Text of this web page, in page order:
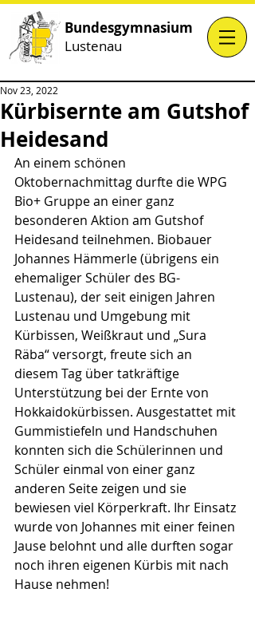
Bundesgymnasium
Lustenau
Kürbisernte am Gutshof
Heidesand
Nov 23, 2022
An einem schönen
Oktobernachmittag durfte die WPG
Bio+ Gruppe an einer ganz
besonderen Aktion am Gutshof
Heidesand teilnehmen. Biobauer
Johannes Hämmerle (übrigens ein
ehemaliger Schüler des BG-
Lustenau), der seit einigen Jahren
Lustenau und Umgebung mit
Kürbissen, Weißkraut und „Sura
Räba“ versorgt, freute sich an
diesem Tag über tatkräftige
Unterstützung bei der Ernte von
Hokkaidokürbissen. Ausgestattet mit
Gummistiefeln und Handschuhen
konnten sich die Schülerinnen und
Schüler einmal von einer ganz
anderen Seite zeigen und sie
bewiesen viel Körperkraft. Ihr Einsatz
wurde von Johannes mit einer feinen
Jause belohnt und alle durften sogar
noch ihren eigenen Kürbis mit nach
Hause nehmen!